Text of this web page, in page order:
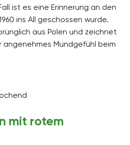
ist es eine Erinnerung an den
ins All geschossen wurde.
aus Polen und zeichnet
angenehmes Mundgefühl beim
mit rotem